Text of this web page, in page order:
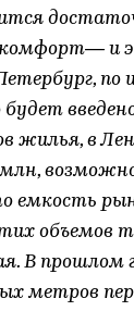
и
по
жилья, в
емкость
объемов
В прошлом
метров